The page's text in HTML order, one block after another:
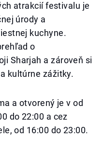
atrakcií festivalu je
úrody a
kuchyne.
o
Sharjah a zároveň si
kultúrne zážitky.
a otvorený je v od
do 22:00 a cez
od 16:00 do 23:00.